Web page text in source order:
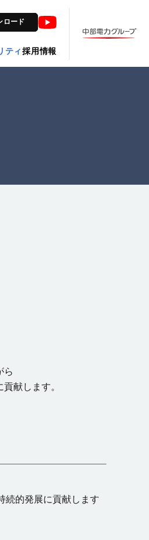
ロード
ティ採用情報
ら
献します。
続的発展に貢献します